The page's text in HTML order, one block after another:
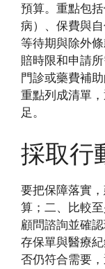
預算。重點包
病）、保費與
等待期與除外
賠時限和申請
門診或藥費補
重點列成清單
足。
採取行
要把保障落實
算；二、比較
顧問諮詢並確
存保單與醫療
否仍符合需要